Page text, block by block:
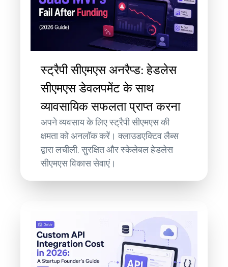
स्ट्रैपी सीएमएस अनरैप्ड: हेडलेस
सीएमएस डेवलपमेंट के साथ
व्यावसायिक सफलता प्राप्त करना
अपने व्यवसाय के लिए स्ट्रैपी सीएमएस की
क्षमता को अनलॉक करें। क्लाउडएक्टिव लैब्स
द्वारा लचीली, सुरक्षित और स्केलेबल हेडलेस
सीएमएस विकास सेवाएं।